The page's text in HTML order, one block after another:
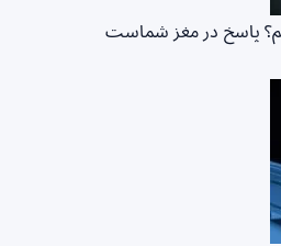
پاسخ در مغز شماست